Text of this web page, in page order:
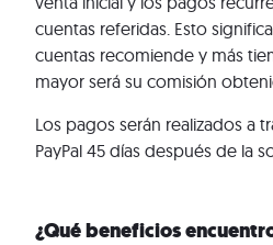
cuentas referidas. Esto
cuentas recomiende y más
mayor será su comisión
Los pagos serán realizados a
PayPal 45 días después de la
¿Qué beneficios